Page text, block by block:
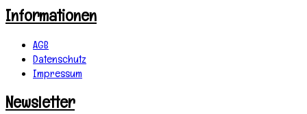
Informationen
AGB
Datenschutz
Impressum
Newsletter